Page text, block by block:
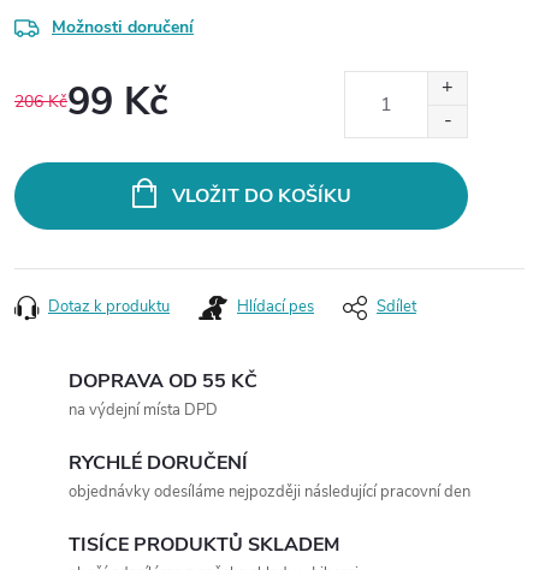
Možnosti doručení
206 Kč99 Kč
VLOŽIT DO KOŠÍKU
Dotaz k produktu Hlídací pes Sdílet
DOPRAVA OD 55 KČ
na výdejní místa DPD
RYCHLÉ DORUČENÍ
objednávky odesíláme nejpozději následující pracovní den
TISÍCE PRODUKTŮ SKLADEM